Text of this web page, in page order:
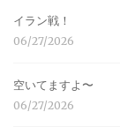
イラン戦！
06/27/2026
空いてますよ〜
06/27/2026